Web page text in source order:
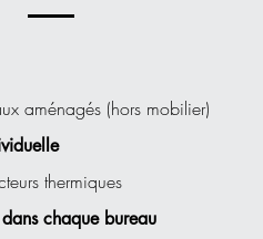
x aménagés (hors mobilier)
thermiques
chaque bureau